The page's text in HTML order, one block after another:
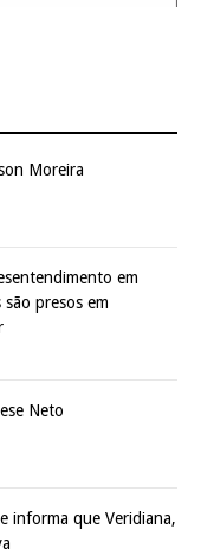
Moreira
em
presos em
Neto
informa que Veridiana,